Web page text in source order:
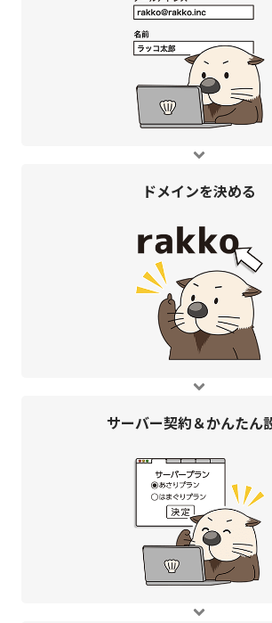
ドメインを決める
サーバー契約＆かんたん